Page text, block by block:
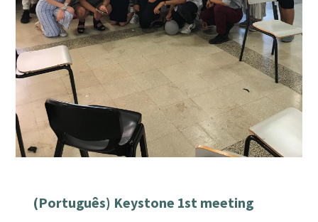
(Português) Keystone 1st meeting